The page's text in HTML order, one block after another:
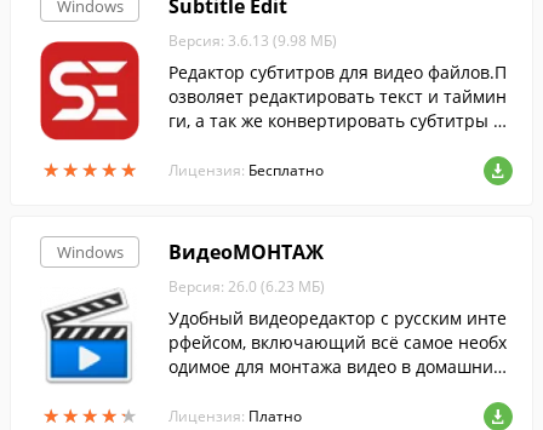
Windows
★★★★★
★★★★★
Subtitle Edit
Версия: 3.6.13 (9.98 МБ)
Редактор субтитров для видео файлов.П
озволяет редактировать текст и таймин
ги, а так же конвертировать субтитры в
Лицензия: Бесплатно
Windows
★★★★★
★★★★★
ВидеоМОНТАЖ
Версия: 26.0 (6.23 МБ)
Удобный видеоредактор с русским инте
рфейсом, включающий всё самое необх
одимое для монтажа видео в домашних
ектов, титров, заставок и даже фоновой
Лицензия: Платно